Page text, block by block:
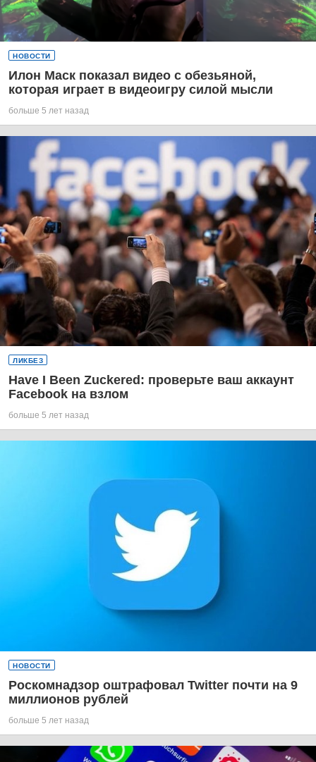
НОВОСТИ
Илон Маск показал видео с обезьяной,
которая играет в видеоигру силой мысли
больше 5 лет назад
ЛИКБЕЗ
Have I Been Zuckered: проверьте ваш аккаунт
Facebook на взлом
больше 5 лет назад
НОВОСТИ
Роскомнадзор оштрафовал Twitter почти на 9
миллионов рублей
больше 5 лет назад